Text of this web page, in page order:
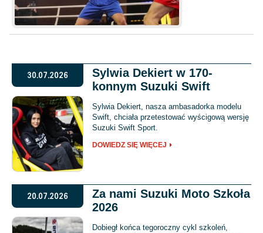
30.07.2026
Sylwia Dekiert w 170-
konnym Suzuki Swift
Sylwia Dekiert, nasza ambasadorka modelu
Swift, chciała przetestować wyścigową wersję
Suzuki Swift Sport.
DOWIEDZ SIĘ WIĘCEJ
20.07.2026
Za nami Suzuki Moto Szkoła
2026
Dobiegł końca tegoroczny cykl szkoleń,